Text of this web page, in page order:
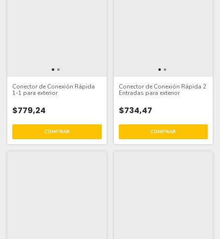
Conector de Conexión Rápida
1-1 para exterior
$779,24
Conector de Conexión Rápida 2
Entradas para exterior
$734,47